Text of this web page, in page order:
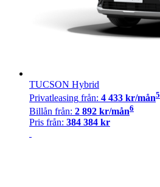
TUCSON Hybrid
Privatleasing från: 4 433 kr/mån5
Billån från: 2 892 kr/mån6
Pris från: 384 384 kr